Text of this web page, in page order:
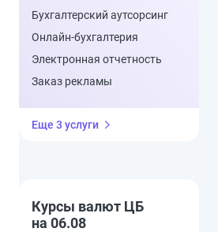
Бухгалтерский аутсорсинг
Онлайн-бухгалтерия
Электронная отчетность
Заказ рекламы
Еще 3 услуги
Курсы валют ЦБ
на 06.08